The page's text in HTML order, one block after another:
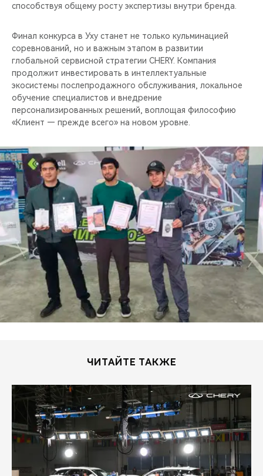
способствуя общему росту экспертизы внутри бренда.
Финал конкурса в Уху станет не только кульминацией
соревнований, но и важным этапом в развитии
глобальной сервисной стратегии CHERY. Компания
продолжит инвестировать в интеллектуальные
экосистемы послепродажного обслуживания, локальное
обучение специалистов и внедрение
персонализированных решений, воплощая философию
«Клиент — прежде всего» на новом уровне.
ЧИТАЙТЕ ТАКЖЕ